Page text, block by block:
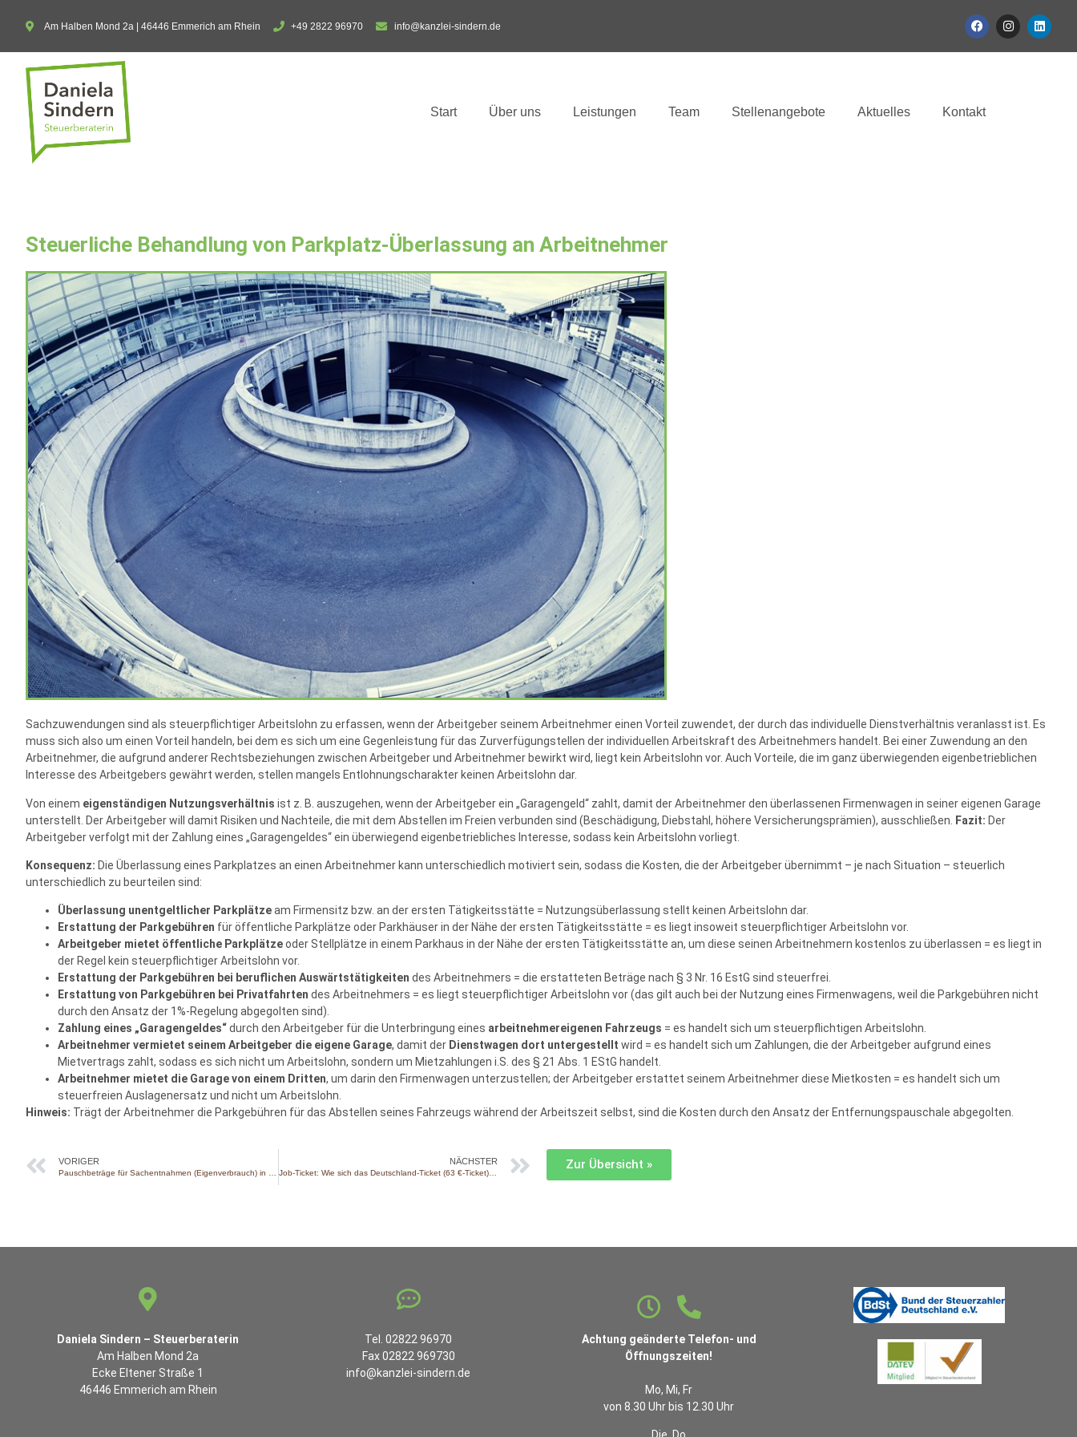
Am Halben Mond 2a | 46446 Emmerich am Rhein +49 2822 96970 info@kanzlei-sindern.de
Start Über uns Leistungen Team Stellenangebote Aktuelles Kontakt
Steuerliche Behandlung von Parkplatz-Überlassung an Arbeitnehmer
Sachzuwendungen sind als steuerpflichtiger Arbeitslohn zu erfassen, wenn der Arbeitgeber seinem Arbeitnehmer einen Vorteil zuwendet, der durch das individuelle Dienstverhältnis veranlasst ist. Es
muss sich also um einen Vorteil handeln, bei dem es sich um eine Gegenleistung für das Zurverfügungstellen der individuellen Arbeitskraft des Arbeitnehmers handelt. Bei einer Zuwendung an den
Arbeitnehmer, die aufgrund anderer Rechtsbeziehungen zwischen Arbeitgeber und Arbeitnehmer bewirkt wird, liegt kein Arbeitslohn vor. Auch Vorteile, die im ganz überwiegenden eigenbetrieblichen
Interesse des Arbeitgebers gewährt werden, stellen mangels Entlohnungscharakter keinen Arbeitslohn dar.
Von einem eigenständigen Nutzungsverhältnis ist z. B. auszugehen, wenn der Arbeitgeber ein „Garagengeld“ zahlt, damit der Arbeitnehmer den überlassenen Firmenwagen in seiner eigenen Garage
unterstellt. Der Arbeitgeber will damit Risiken und Nachteile, die mit dem Abstellen im Freien verbunden sind (Beschädigung, Diebstahl, höhere Versicherungsprämien), ausschließen. Fazit: Der
Arbeitgeber verfolgt mit der Zahlung eines „Garagengeldes“ ein überwiegend eigenbetriebliches Interesse, sodass kein Arbeitslohn vorliegt.
Konsequenz: Die Überlassung eines Parkplatzes an einen Arbeitnehmer kann unterschiedlich motiviert sein, sodass die Kosten, die der Arbeitgeber übernimmt – je nach Situation – steuerlich
unterschiedlich zu beurteilen sind:
Überlassung unentgeltlicher Parkplätzeam Firmensitz bzw. an der ersten Tätigkeitsstätte = Nutzungsüberlassung stellt keinen Arbeitslohn dar.
Erstattung der Parkgebühren für öffentliche Parkplätze oder Parkhäuser in der Nähe der ersten Tätigkeitsstätte = es liegt insoweit steuerpflichtiger Arbeitslohn vor.
Arbeitgeber mietet öffentliche Parkplätzeoder Stellplätze in einem Parkhaus in der Nähe der ersten Tätigkeitsstätte an, um diese seinen Arbeitnehmern kostenlos zu überlassen = es liegt in
der Regel kein steuerpflichtiger Arbeitslohn vor.
Erstattung der Parkgebühren bei beruflichen Auswärtstätigkeiten des Arbeitnehmers = die erstatteten Beträge nach § 3 Nr. 16 EstG sind steuerfrei.
Erstattung von Parkgebühren bei Privatfahrten des Arbeitnehmers = es liegt steuerpflichtiger Arbeitslohn vor (das gilt auch bei der Nutzung eines Firmenwagens, weil die Parkgebühren nicht
durch den Ansatz der 1%-Regelung abgegolten sind).
Zahlung eines „Garagengeldes“durch den Arbeitgeber für die Unterbringung eines arbeitnehmereigenen Fahrzeugs = es handelt sich um steuerpflichtigen Arbeitslohn.
Arbeitnehmer vermietet seinem Arbeitgeber die eigene Garage, damit der Dienstwagen dort untergestellt wird = es handelt sich um Zahlungen, die der Arbeitgeber aufgrund eines
Mietvertrags zahlt, sodass es sich nicht um Arbeitslohn, sondern um Mietzahlungen i.S. des § 21 Abs. 1 EStG handelt.
Arbeitnehmer mietet die Garage von einem Dritten, um darin den Firmenwagen unterzustellen; der Arbeitgeber erstattet seinem Arbeitnehmer diese Mietkosten = es handelt sich um
steuerfreien Auslagenersatz und nicht um Arbeitslohn.
Hinweis: Trägt der Arbeitnehmer die Parkgebühren für das Abstellen seines Fahrzeugs während der Arbeitszeit selbst, sind die Kosten durch den Ansatz der Entfernungspauschale abgegolten.
VORIGER
Pauschbeträge für Sachentnahmen (Eigenverbrauch) in 2026
NÄCHSTER
Job-Ticket: Wie sich das Deutschland-Ticket (63 €-Ticket) auswirkt
Zur Übersicht »
Daniela Sindern – Steuerberaterin
Am Halben Mond 2a
Ecke Eltener Straße 1
46446 Emmerich am Rhein
Tel. 02822 96970
Fax 02822 969730
info@kanzlei-sindern.de
Achtung geänderte Telefon- und
Öffnungszeiten!
Mo, Mi, Fr
von 8.30 Uhr bis 12.30 Uhr